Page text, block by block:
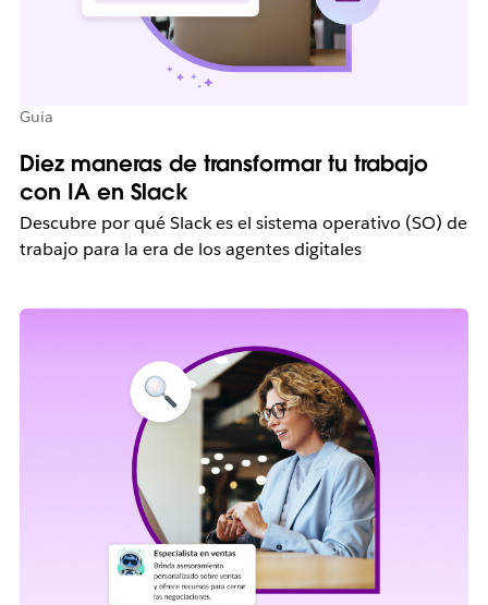
Guía
Diez maneras de transformar tu trabajo
con IA en Slack
Descubre por qué Slack es el sistema operativo (SO) de
trabajo para la era de los agentes digitales